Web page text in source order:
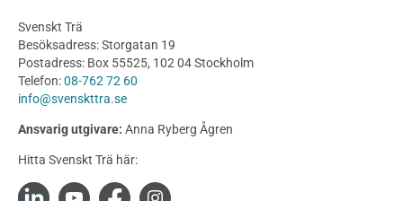
Utförande
Produkter
Konstruktionsvirke
Konstruktionsvirke Behandlat
Konstruktionsvirke Fingerskarvat
Konstruktionsvirke Fingerskarvat Obehandlat
Svenskt Trä
Besöksadress: Storgatan 19
Postadress: Box 55525, 102 04 Stockholm
Telefon:08-762 72 60
info@svenskttra.se
Ansvarig utgivare: Anna Ryberg Ågren
Hitta Svenskt Trä här: